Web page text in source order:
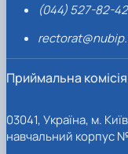
(044) 527-82-42
Приймальна комісія
03041, Україна, м.
навчальний корпус